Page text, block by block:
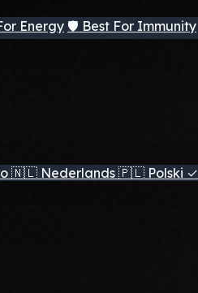
Energy 🛡️ Best For Immunity
🇳🇱 Nederlands 🇵🇱 Polski ✓